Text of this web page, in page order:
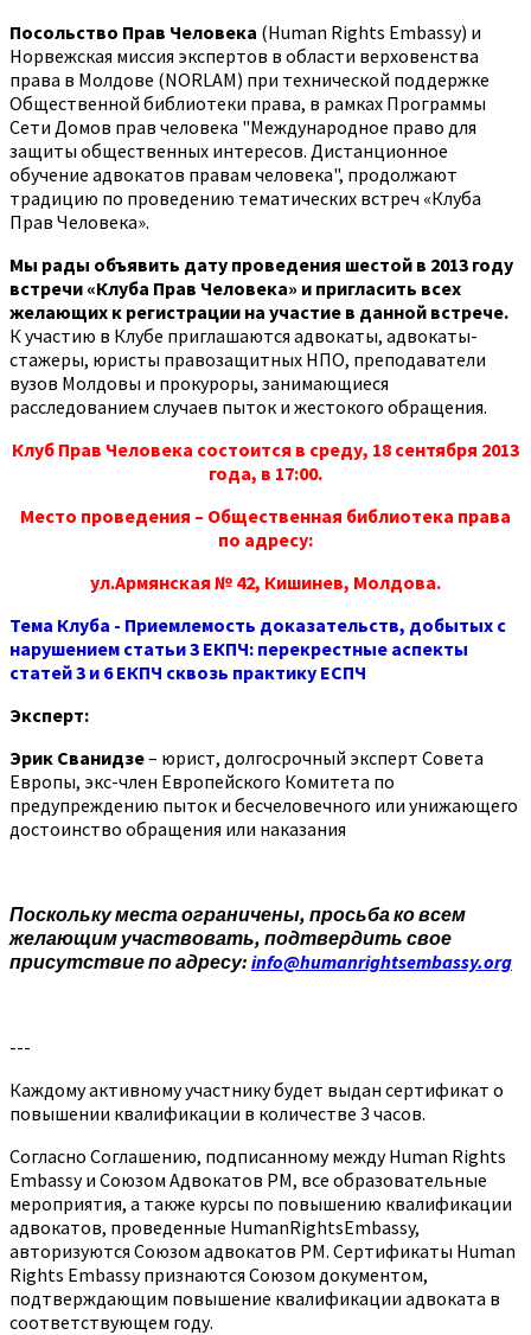
Посольство Прав Человека (Human Rights Embassy) и
Норвежская миссия экспертов в области верховенства
права в Молдове (NORLAM) при технической поддержке
Общественной библиотеки права, в рамках Программы
Сети Домов прав человека "Международное право для
защиты общественных интересов. Дистанционное
обучение адвокатов правам человека", продолжают
традицию по проведению тематических встреч «Клуба
Прав Человека».
Мы рады объявить дату проведения шестой в 2013 году
встречи «Клуба Прав Человека» и пригласить всех
желающих к регистрации на участие в данной встрече.
К участию в Клубе приглашаются адвокаты, адвокаты-
стажеры, юристы правозащитных НПО, преподаватели
вузов Молдовы и прокуроры, занимающиеся
расследованием случаев пыток и жестокого обращения.
Клуб Прав Человека состоится в среду, 18 сентября 2013
года, в 17:00.
Место проведения – Общественная библиотека права
по адресу:
ул.Армянская № 42, Кишинев, Молдова.
Тема Клуба - Приемлемость доказательств, добытых с
нарушением статьи 3 ЕКПЧ: перекрестные аспекты
статей 3 и 6 ЕКПЧ сквозь практику ЕСПЧ
Эксперт:
Эрик Сванидзе– юрист, долгосрочный эксперт Совета
Европы, экс-член Европейского Комитета по
предупреждению пыток и бесчеловечного или унижающего
достоинство обращения или наказания
Поскольку места ограничены, просьба ко всем
желающим участвовать, подтвердить свое
присутствие по адресу: info@humanrightsembassy.org
---
Каждому активному участнику будет выдан сертификат о
повышении квалификации в количестве 3 часов.
Согласно Соглашению, подписанному между Human Rights
Embassy и Союзом Адвокатов РМ, все образовательные
мероприятия, а также курсы по повышению квалификации
адвокатов, проведенные HumanRightsEmbassy,
авторизуются Союзом адвокатов РМ. Сертификаты Human
Rights Embassy признаются Союзом документом,
подтверждающим повышение квалификации адвоката в
соответствующем году.